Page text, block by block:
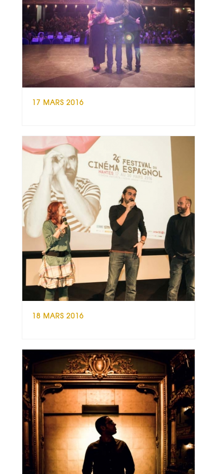
17 MARS 2016
18 MARS 2016